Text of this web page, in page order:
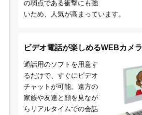
の弱点である衝撃にも強
いため、人気が高まっています。
ビデオ電話が楽しめるWEBカメラ
通話用のソフトを用意す
るだけで、すぐにビデオ
チャットが可能。遠方の
家族や友達と顔を見なが
らリアルタイムでの会話